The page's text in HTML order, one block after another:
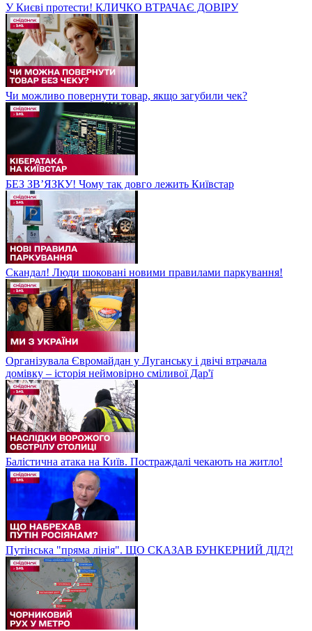
У Києві протести! КЛИЧКО ВТРАЧАЄ ДОВІРУ
Чи можливо повернути товар, якщо загубили чек?
БЕЗ ЗВʼЯЗКУ! Чому так довго лежить Київстар
Скандал! Люди шоковані новими правилами паркування!
Організувала Євромайдан у Луганську і двічі втрачала
домівку – історія неймовірно сміливої Дар'ї
Балістична атака на Київ. Постраждалі чекають на житло!
Путінська "пряма лінія". ЩО СКАЗАВ БУНКЕРНИЙ ДІД?!